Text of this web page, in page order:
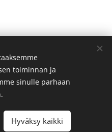
Svenska
toiminnan ja
sinulle parhaan
Hyväksy kaikki